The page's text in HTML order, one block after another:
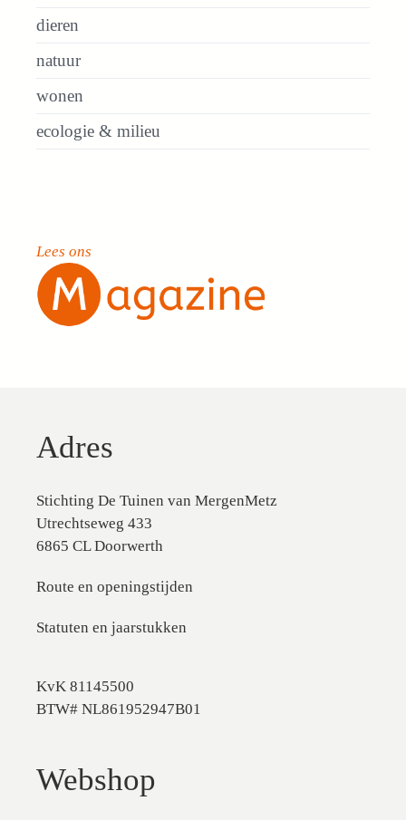
dieren
natuur
wonen
ecologie & milieu
Lees ons
Adres
Stichting De Tuinen van MergenMetz
Utrechtseweg 433
6865 CL Doorwerth
Route en openingstijden
Statuten en jaarstukken
KvK 81145500
BTW# NL861952947B01
Webshop